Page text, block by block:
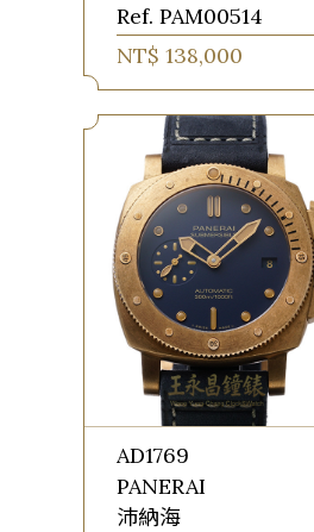
Ref. PAM00514
NT$ 138,000
AD1769
PANERAI
沛納海